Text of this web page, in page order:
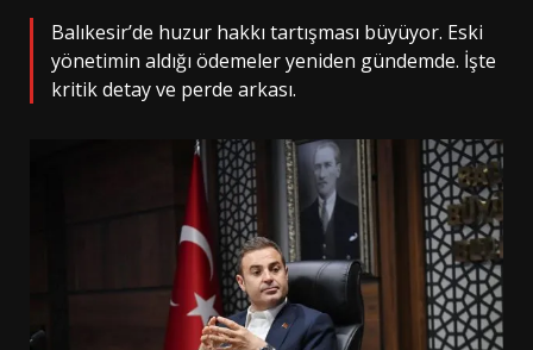
Balıkesir’de huzur hakkı tartışması büyüyor. Eski
yönetimin aldığı ödemeler yeniden gündemde. İşte
kritik detay ve perde arkası.